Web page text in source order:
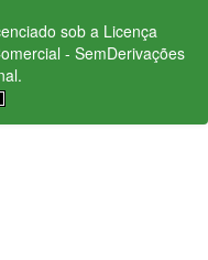
sob a Licença
- SemDerivações